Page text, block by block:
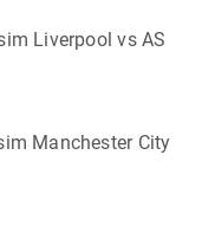
Liverpool vs AS
Manchester City